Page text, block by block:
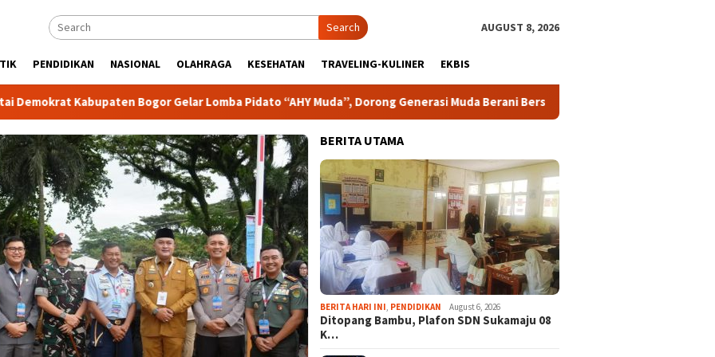
Search AUGUST 8, 2026
PENDIDIKAN NASIONAL OLAHRAGA KESEHATAN TRAVELING-KULINER EKBIS
Kabupaten Bogor Gelar Lomba Pidato “AHY Muda”, Dorong Generasi Muda Berani Bersuara dan Merawat Demokrasi
BERITA UTAMA
BERITA HARI INI PENDIDIKAN August 6, 2026
Ditopang Bambu, Plafon SDN Sukamaju 08
K…